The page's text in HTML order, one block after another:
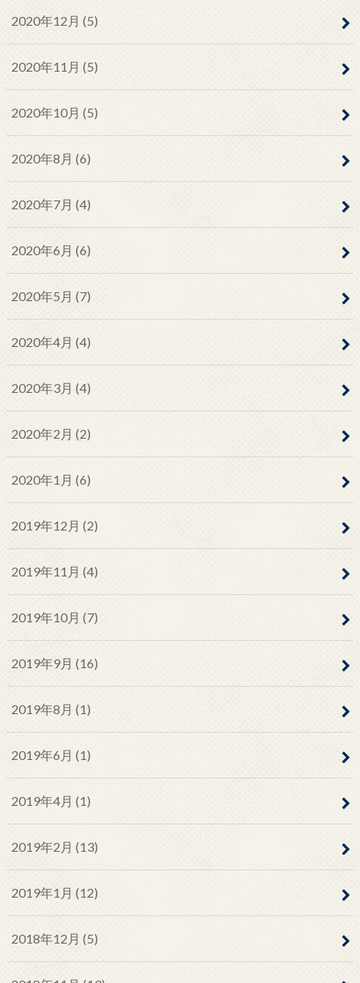
2020年12月 (5)
2020年11月 (5)
2020年10月 (5)
2020年8月 (6)
2020年7月 (4)
2020年6月 (6)
2020年5月 (7)
2020年4月 (4)
2020年3月 (4)
2020年2月 (2)
2020年1月 (6)
2019年12月 (2)
2019年11月 (4)
2019年10月 (7)
2019年9月 (16)
2019年8月 (1)
2019年6月 (1)
2019年4月 (1)
2019年2月 (13)
2019年1月 (12)
2018年12月 (5)